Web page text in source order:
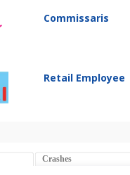
Commissaris
Retail Employee
Crashes